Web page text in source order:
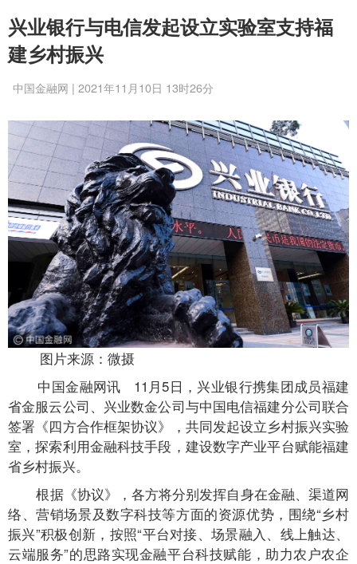
兴业银行与电信发起设立实验室支持福
建乡村振兴
中国金融网 | 2021年11月10日 13时26分
图片来源：微摄
中国金融网讯 11月5日，兴业银行携集团成员福建
省金服云公司、兴业数金公司与中国电信福建分公司联合
签署《四方合作框架协议》，共同发起设立乡村振兴实验
室，探索利用金融科技手段，建设数字产业平台赋能福建
省乡村振兴。
根据《协议》，各方将分别发挥自身在金融、渠道网
络、营销场景及数字科技等方面的资源优势，围绕“乡村
振兴”积极创新，按照“平台对接、场景融入、线上触达、
云端服务”的思路实现金融平台科技赋能，助力农户农企